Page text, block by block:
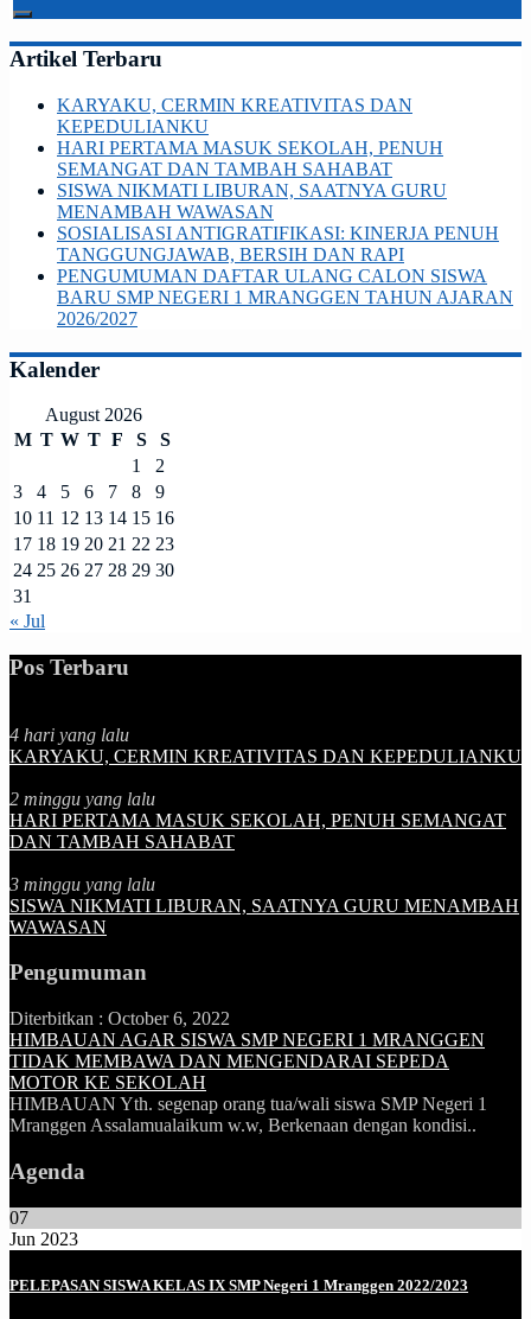
Artikel Terbaru
KARYAKU, CERMIN KREATIVITAS DAN
KEPEDULIANKU
HARI PERTAMA MASUK SEKOLAH, PENUH
SEMANGAT DAN TAMBAH SAHABAT
SISWA NIKMATI LIBURAN, SAATNYA GURU
MENAMBAH WAWASAN
SOSIALISASI ANTIGRATIFIKASI: KINERJA PENUH
TANGGUNGJAWAB, BERSIH DAN RAPI
PENGUMUMAN DAFTAR ULANG CALON SISWA
BARU SMP NEGERI 1 MRANGGEN TAHUN AJARAN
2026/2027
Kalender
August 2026
M T W T F S
S
1
2
3
4 5 6 7 8
9
10 11 12 13 14 15 16
17 18 19 20 21 22 23
24 25 26 27 28 29 30
31
« Jul
Pos Terbaru
4 hari yang lalu
KARYAKU, CERMIN KREATIVITAS DAN KEPEDULIANKU
2 minggu yang lalu
HARI PERTAMA MASUK SEKOLAH, PENUH SEMANGAT
DAN TAMBAH SAHABAT
3 minggu yang lalu
SISWA NIKMATI LIBURAN, SAATNYA GURU MENAMBAH
WAWASAN
Pengumuman
Diterbitkan : October 6, 2022
HIMBAUAN AGAR SISWA SMP NEGERI 1 MRANGGEN
TIDAK MEMBAWA DAN MENGENDARAI SEPEDA
MOTOR KE SEKOLAH
HIMBAUAN Yth. segenap orang tua/wali siswa SMP Negeri 1
Mranggen Assalamualaikum w.w, Berkenaan dengan kondisi..
Agenda
07
Jun 2023
PELEPASAN SISWA KELAS IX SMP Negeri 1 Mranggen 2022/2023